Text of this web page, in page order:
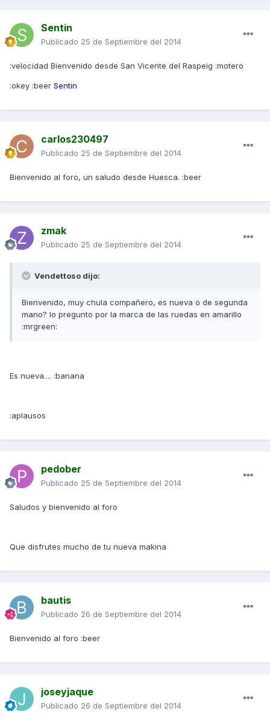
Sentin
Publicado 25 de Septiembre del 2014
:velocidad Bienvenido desde San Vicente del Raspeig :motero
:okey :beer Sentin
carlos230497
Publicado 25 de Septiembre del 2014
Bienvenido al foro, un saludo desde Huesca. :beer
zmak
Publicado 25 de Septiembre del 2014
Vendettoso dijo:
Bienvenido, muy chula compañero, es nueva o de segunda
mano? lo pregunto por la marca de las ruedas en amarillo
:mrgreen:
Es nueva.... :banana
:aplausos
pedober
Publicado 25 de Septiembre del 2014
Saludos y bienvenido al foro
Que disfrutes mucho de tu nueva makina
bautis
Publicado 26 de Septiembre del 2014
Bienvenido al foro :beer
joseyjaque
Publicado 26 de Septiembre del 2014